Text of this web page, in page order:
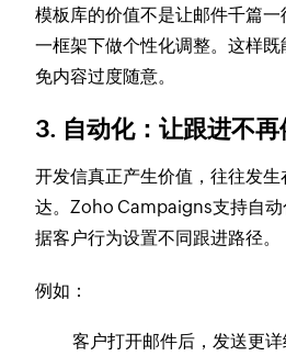
模板库的价值不是让邮件千篇
一框架下做个性化调整。这样
免内容过度随意。
3. 自动化：让跟进不
开发信真正产生价值，往往发
达。Zoho Campaigns支持自动
据客户行为设置不同跟进路径。
例如：
客户打开邮件后，发送更详